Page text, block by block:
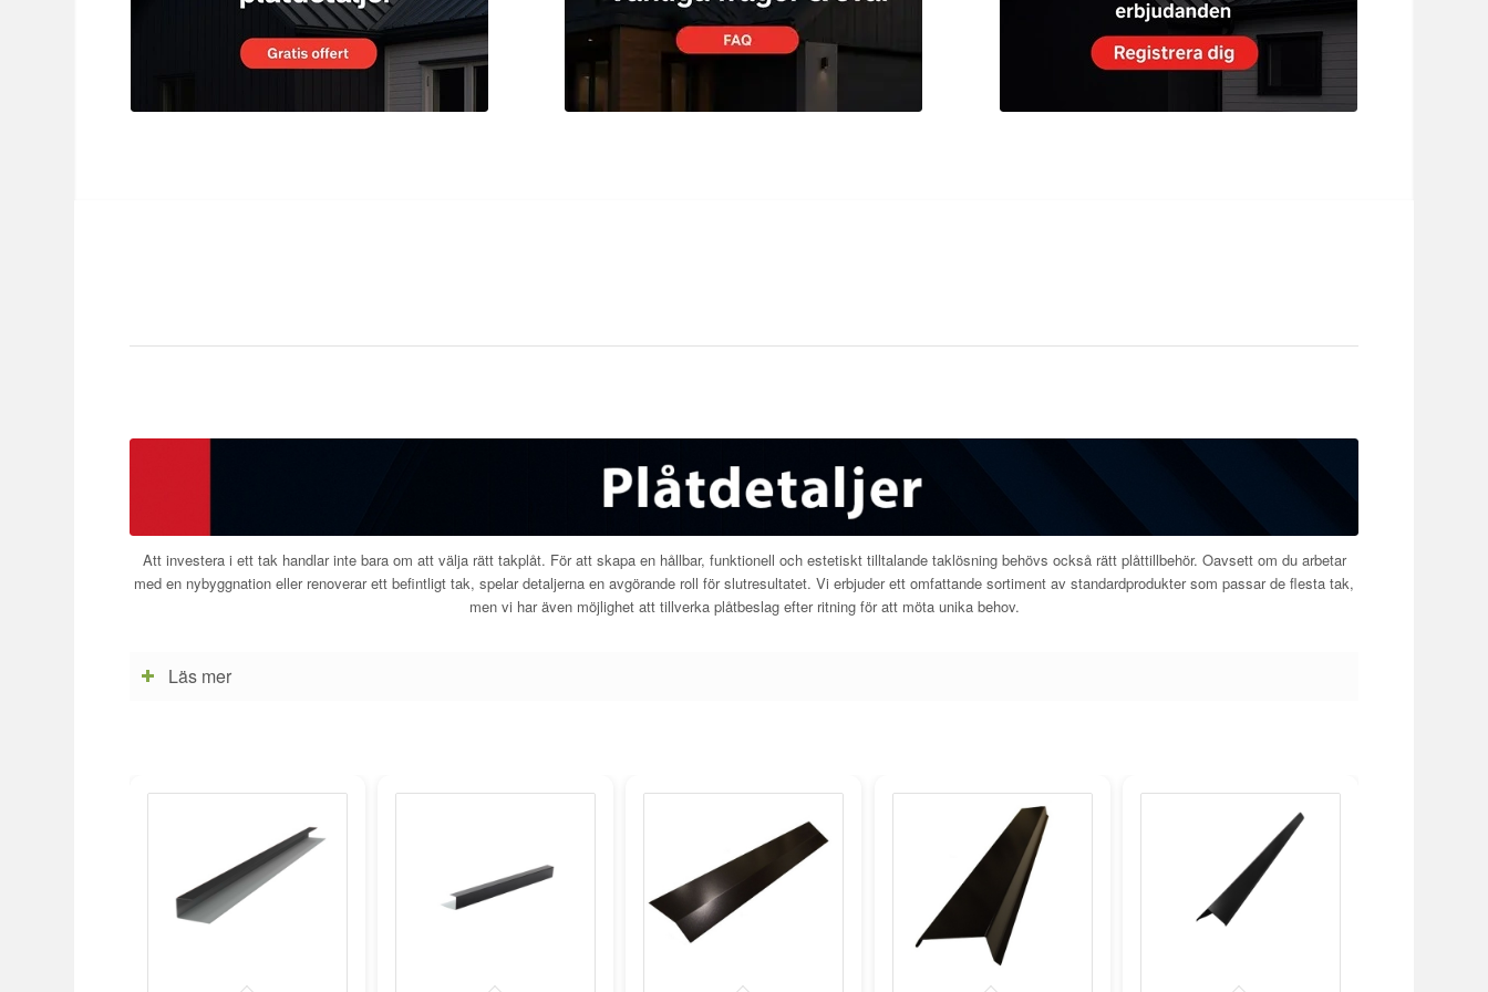
Att investera i ett tak handlar inte bara om att välja rätt takplåt. För att skapa en hållbar, funktionell och estetiskt tilltalande taklösning behövs också rätt plåttillbehör. Oavsett om du arbetar
med en nybyggnation eller renoverar ett befintligt tak, spelar detaljerna en avgörande roll för slutresultatet. Vi erbjuder ett omfattande sortiment av standardprodukter som passar de flesta tak,
men vi har även möjlighet att tillverka plåtbeslag efter ritning för att möta unika behov.
Läs mer